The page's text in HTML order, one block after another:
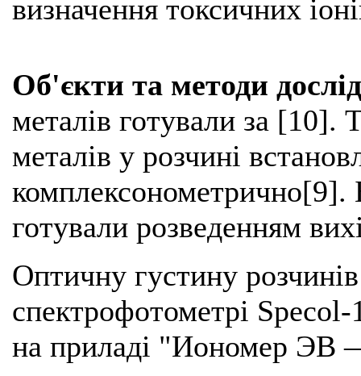
визначення токсичних
Об'єкти та методи
металів готували за [10].
металів у розчині
комплексонометрично[9].
готували розведенням
Оптичну густину
спектрофотометрі
на приладі "Иономер ЭВ